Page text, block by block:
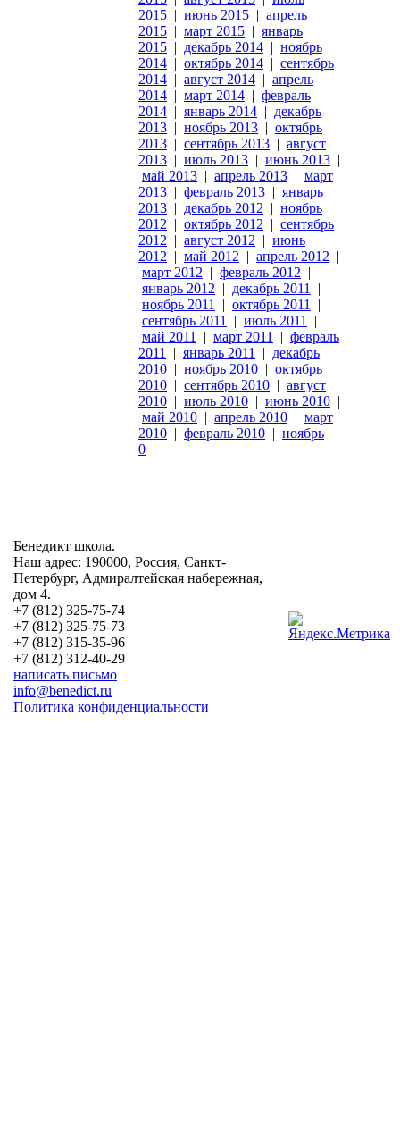
2015 | июнь 2015 | апрель
2015 | март 2015 | январь
2015 | декабрь 2014 | ноябрь
2014 | октябрь 2014 | сентябрь
2014 | август 2014 | апрель
2014 | март 2014 | февраль
2014 | январь 2014 | декабрь
2013 | ноябрь 2013 | октябрь
2013 | сентябрь 2013 | август
2013 | июль 2013 | июнь 2013 |
май 2013 | апрель 2013 | март
2013 | февраль 2013 | январь
2013 | декабрь 2012 | ноябрь
2012 | октябрь 2012 | сентябрь
2012 | август 2012 | июнь
2012 | май 2012 | апрель 2012 |
март 2012 | февраль 2012 |
январь 2012 | декабрь 2011
|
ноябрь 2011
| октябрь 2011
|
сентябрь 2011
| июль 2011
|
май 2011
| март 2011 | февраль
2011
| январь 2011 | декабрь
2010 | ноябрь 2010 | октябрь
2010 | сентябрь 2010 | август
2010 | июль 2010 | июнь 2010 |
май 2010 | апрель 2010 | март
2010 | февраль 2010 | ноябрь
0 |
Бенедикт школа.
Наш адрес: 190000, Россия, Санкт-
Петербург, Адмиралтейская набережная,
дом 4.
+7 (812) 325-75-74
+7 (812) 325-75-73
+7 (812) 315-35-96
+7 (812) 312-40-29
написать письмо
info@benedict.ru
Политика конфиденциальности